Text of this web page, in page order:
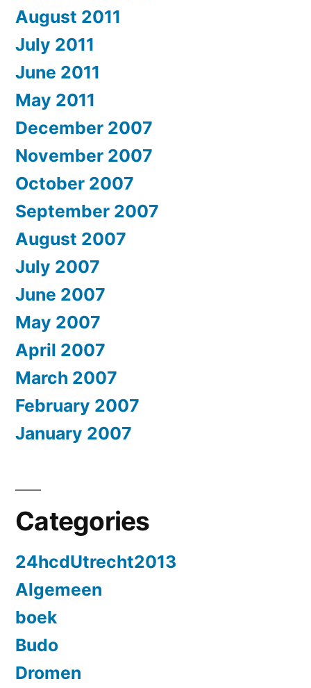
August 2011
July 2011
June 2011
May 2011
December 2007
November 2007
October 2007
September 2007
August 2007
July 2007
June 2007
May 2007
April 2007
March 2007
February 2007
January 2007
Categories
24hcdUtrecht2013
Algemeen
boek
Budo
Dromen